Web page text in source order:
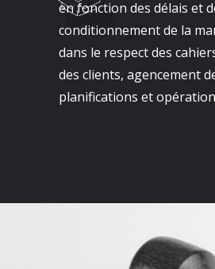
en fonction des délais et
conditionnement de la
dans le respect des
des clients, agencement
planifications et